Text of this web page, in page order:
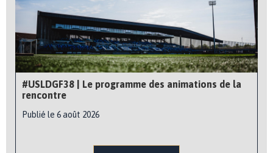
#USLDGF38 | Le programme des animations de la
rencontre
Publié le 6 août 2026